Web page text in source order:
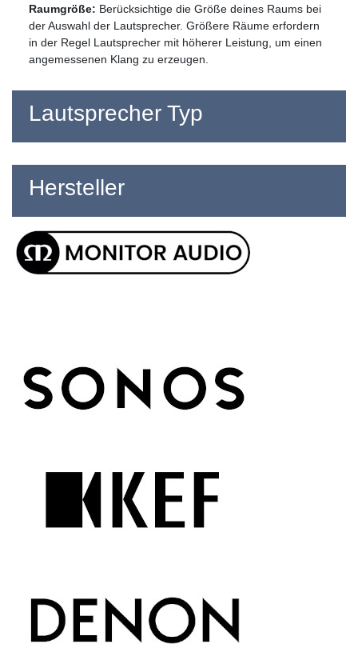
Raumgröße: Berücksichtige die Größe deines Raums bei
der Auswahl der Lautsprecher. Größere Räume erfordern
in der Regel Lautsprecher mit höherer Leistung, um einen
angemessenen Klang zu erzeugen.
Lautsprecher Typ
Hersteller